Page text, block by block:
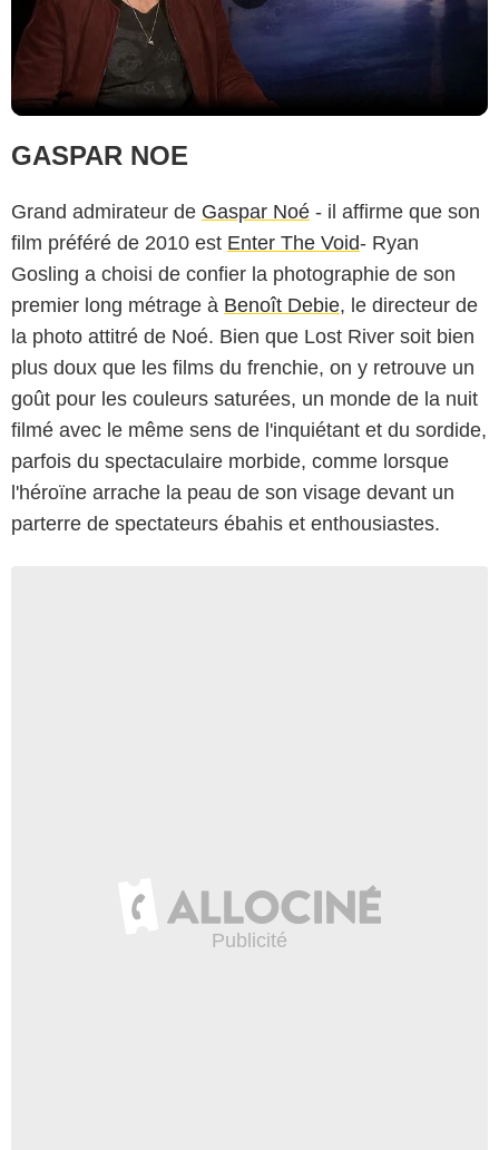
GASPAR NOE
Grand admirateur de Gaspar Noé - il affirme que son
film préféré de 2010 est Enter The Void- Ryan
Gosling a choisi de confier la photographie de son
premier long métrage à Benoît Debie, le directeur de
la photo attitré de Noé. Bien que Lost River soit bien
plus doux que les films du frenchie, on y retrouve un
goût pour les couleurs saturées, un monde de la nuit
filmé avec le même sens de l'inquiétant et du sordide,
parfois du spectaculaire morbide, comme lorsque
l'héroïne arrache la peau de son visage devant un
parterre de spectateurs ébahis et enthousiastes.